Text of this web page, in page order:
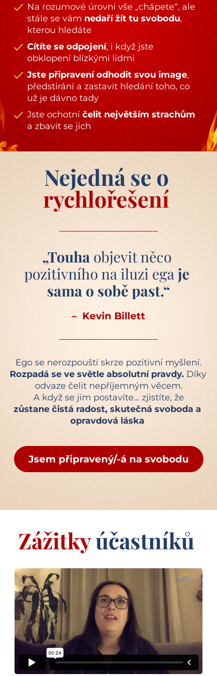
check Na rozumové úrovni vše „chápete“, ale
stále se vám nedaří žít tu svobodu,
kterou hledáte
check Cítíte se odpojení, i když jste
obklopení blízkými lidmi
check Jste připravení odhodit svou image,
předstírání a zastavit hledání toho, co
už je dávno tady
check Jste ochotní čelit největším strachům
a zbavit se jich
rychlořešení
„Touha objevit něco
pozitivního na iluzi ega je
sama o sobě past.“
–  Kevin Billett
Ego se nerozpouští skrze pozitivní myšlení.
Rozpadá se ve světle absolutní pravdy. Díky
odvaze čelit nepříjemným věcem.
A když se jim postavíte… zjistíte, že
zůstane čistá radost, skutečná svoboda a
opravdová láska
Jsem připravený/-á na svobodu
Zážitky účastníků